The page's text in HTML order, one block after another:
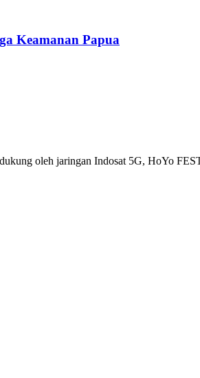
Keamanan Papua
oleh jaringan Indosat 5G, HoYo